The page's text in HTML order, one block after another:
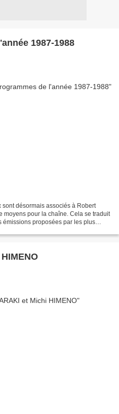
1987-1988
désormais associés à Robert
moyens pour la chaîne. Cela se traduit
proposées par les plus